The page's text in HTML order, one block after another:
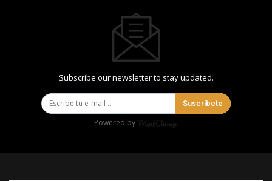
Subscribe our newsletter to stay updated.
Suscríbete
Powered by